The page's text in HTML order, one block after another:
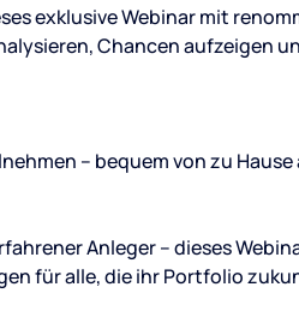
exklusive Webinar mit
Chancen aufzeigen
– bequem von zu Hause
Anleger – dieses
für alle, die ihr Portfolio